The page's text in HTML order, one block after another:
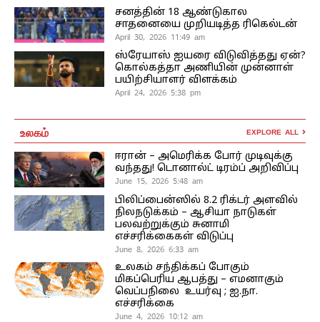
சனத்தின் 18 ஆண்டுகால
சாதனையை முறியடித்த ரிகெல்டன்
April 30, 2026 11:49 am
ஸ்ரேயாஸ் ஐயரை விடுவித்தது ஏன்?
கொல்கத்தா அணியின் முன்னாள்
பயிற்சியாளர் விளக்கம்
April 24, 2026 5:38 pm
உலகம் EXPLORE ALL
ஈரான் – அமெரிக்க போர் முடிவுக்கு
வந்தது! டொனால்ட் டிரம்ப் அறிவிப்பு
June 15, 2026 5:48 am
பிலிப்பைன்ஸில் 8.2 ரிக்டர் அளவில்
நிலநடுக்கம் – ஆசியா நாடுகள்
பலவற்றுக்கும் சுனாமி
எச்சரிக்கைகள் விடுப்பு
June 8, 2026 6:33 am
உலகம் சந்திக்கப் போகும்
மிகப்பெரிய ஆபத்து – எமனாகும்
வெப்பநிலை உயர்வு ; ஐ.நா.
எச்சரிக்கை
June 4, 2026 10:12 am